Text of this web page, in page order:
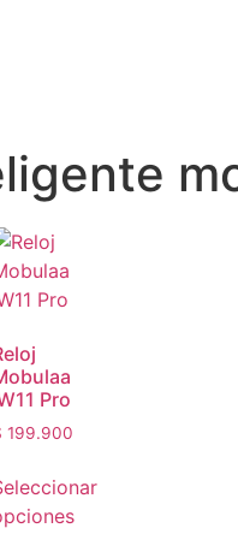
Pro
199.900